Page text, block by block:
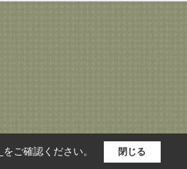
をご確認ください。 閉じる